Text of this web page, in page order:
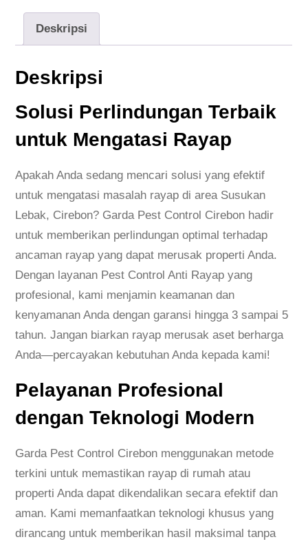
Deskripsi
Deskripsi
Solusi Perlindungan Terbaik
untuk Mengatasi Rayap
Apakah Anda sedang mencari solusi yang efektif
untuk mengatasi masalah rayap di area Susukan
Lebak, Cirebon? Garda Pest Control Cirebon hadir
untuk memberikan perlindungan optimal terhadap
ancaman rayap yang dapat merusak properti Anda.
Dengan layanan Pest Control Anti Rayap yang
profesional, kami menjamin keamanan dan
kenyamanan Anda dengan garansi hingga 3 sampai 5
tahun. Jangan biarkan rayap merusak aset berharga
Anda—percayakan kebutuhan Anda kepada kami!
Pelayanan Profesional
dengan Teknologi Modern
Garda Pest Control Cirebon menggunakan metode
terkini untuk memastikan rayap di rumah atau
properti Anda dapat dikendalikan secara efektif dan
aman. Kami memanfaatkan teknologi khusus yang
dirancang untuk memberikan hasil maksimal tanpa